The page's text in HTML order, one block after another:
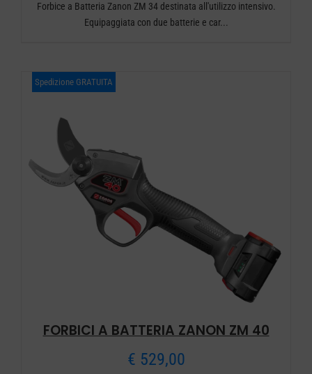
Forbice a Batteria Zanon ZM 34 destinata all'utilizzo intensivo.
Equipaggiata con due batterie e car...
Spedizione GRATUITA
FORBICI A BATTERIA ZANON ZM 40
€ 529,00